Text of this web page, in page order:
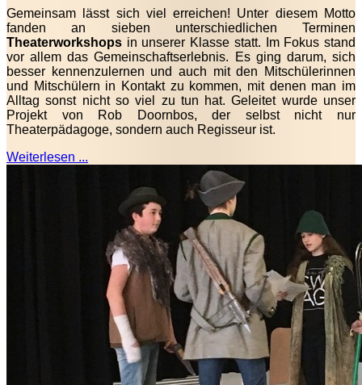
Gemeinsam lässt sich viel erreichen! Unter diesem Motto
fanden an sieben unterschiedlichen Terminen
Theaterworkshops in unserer Klasse statt. Im Fokus stand
vor allem das Gemeinschaftserlebnis. Es ging darum, sich
besser kennenzulernen und auch mit den Mitschülerinnen
und Mitschülern in Kontakt zu kommen, mit denen man im
Alltag sonst nicht so viel zu tun hat. Geleitet wurde unser
Projekt von Rob Doornbos, der selbst nicht nur
Theaterpädagoge, sondern auch Regisseur ist.
Weiterlesen ...